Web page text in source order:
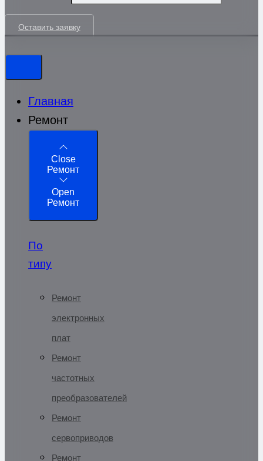
Оставить заявку
Главная
Ремонт
Close
Ремонт
Open
Ремонт
По
типу
Ремонт
электронных
плат
Ремонт
частотных
преобразователей
Ремонт
сервоприводов
Ремонт